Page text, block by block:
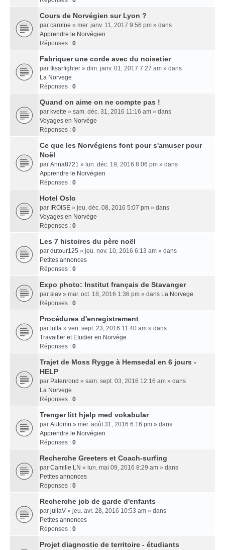
Cours de Norvégien sur Lyon ?
par carolne » mer. janv. 11, 2017 9:56 pm » dans
Apprendre le Norvégien
Réponses : 0
Fabriquer une corde avec du noisetier
par Iksarfighter » dim. janv. 01, 2017 7:27 am » dans
La Norvege
Réponses : 0
Quand on aime on ne compte pas !
par kveite » sam. déc. 31, 2016 11:16 am » dans
Voyages en Norvège
Réponses : 0
Ce que les Norvégiens font pour s'amuser pour
Noël
par Anna8721 » lun. déc. 19, 2016 8:06 pm » dans
Apprendre le Norvégien
Réponses : 0
Hotel Oslo
par IROISE » jeu. déc. 08, 2016 5:07 pm » dans
Voyages en Norvège
Réponses : 0
Les 7 histoires du père noël
par dutour125 » jeu. nov. 10, 2016 6:13 am » dans
Petites annonces
Réponses : 0
Expo photo: Institut français de Stavanger
par siav » mar. oct. 18, 2016 1:36 pm » dans La Norvege
Réponses : 0
Procédures d'enregistrement
par lulla » ven. sept. 23, 2016 11:40 am » dans
Travailler et Etudier en Norvège
Réponses : 0
Trajet de Moss Rygge à Hemsedal en 6 jours -
HELP
par Patenrond » sam. sept. 03, 2016 12:16 am » dans
La Norvege
Réponses : 0
Trenger litt hjelp med vokabular
par Automn » mer. août 31, 2016 6:16 pm » dans
Apprendre le Norvégien
Réponses : 0
Recherche Greeters et Coach-surfing
par Camille LN » lun. mai 09, 2016 8:29 am » dans
Petites annonces
Réponses : 0
Recherche job de garde d'enfants
par juliaV » jeu. avr. 28, 2016 10:53 am » dans
Petites annonces
Réponses : 0
Projet diagnostic de territoire - étudiants